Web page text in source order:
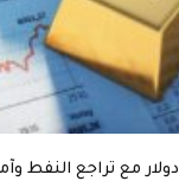
الذهب يتجاوز 4300 دولار مع